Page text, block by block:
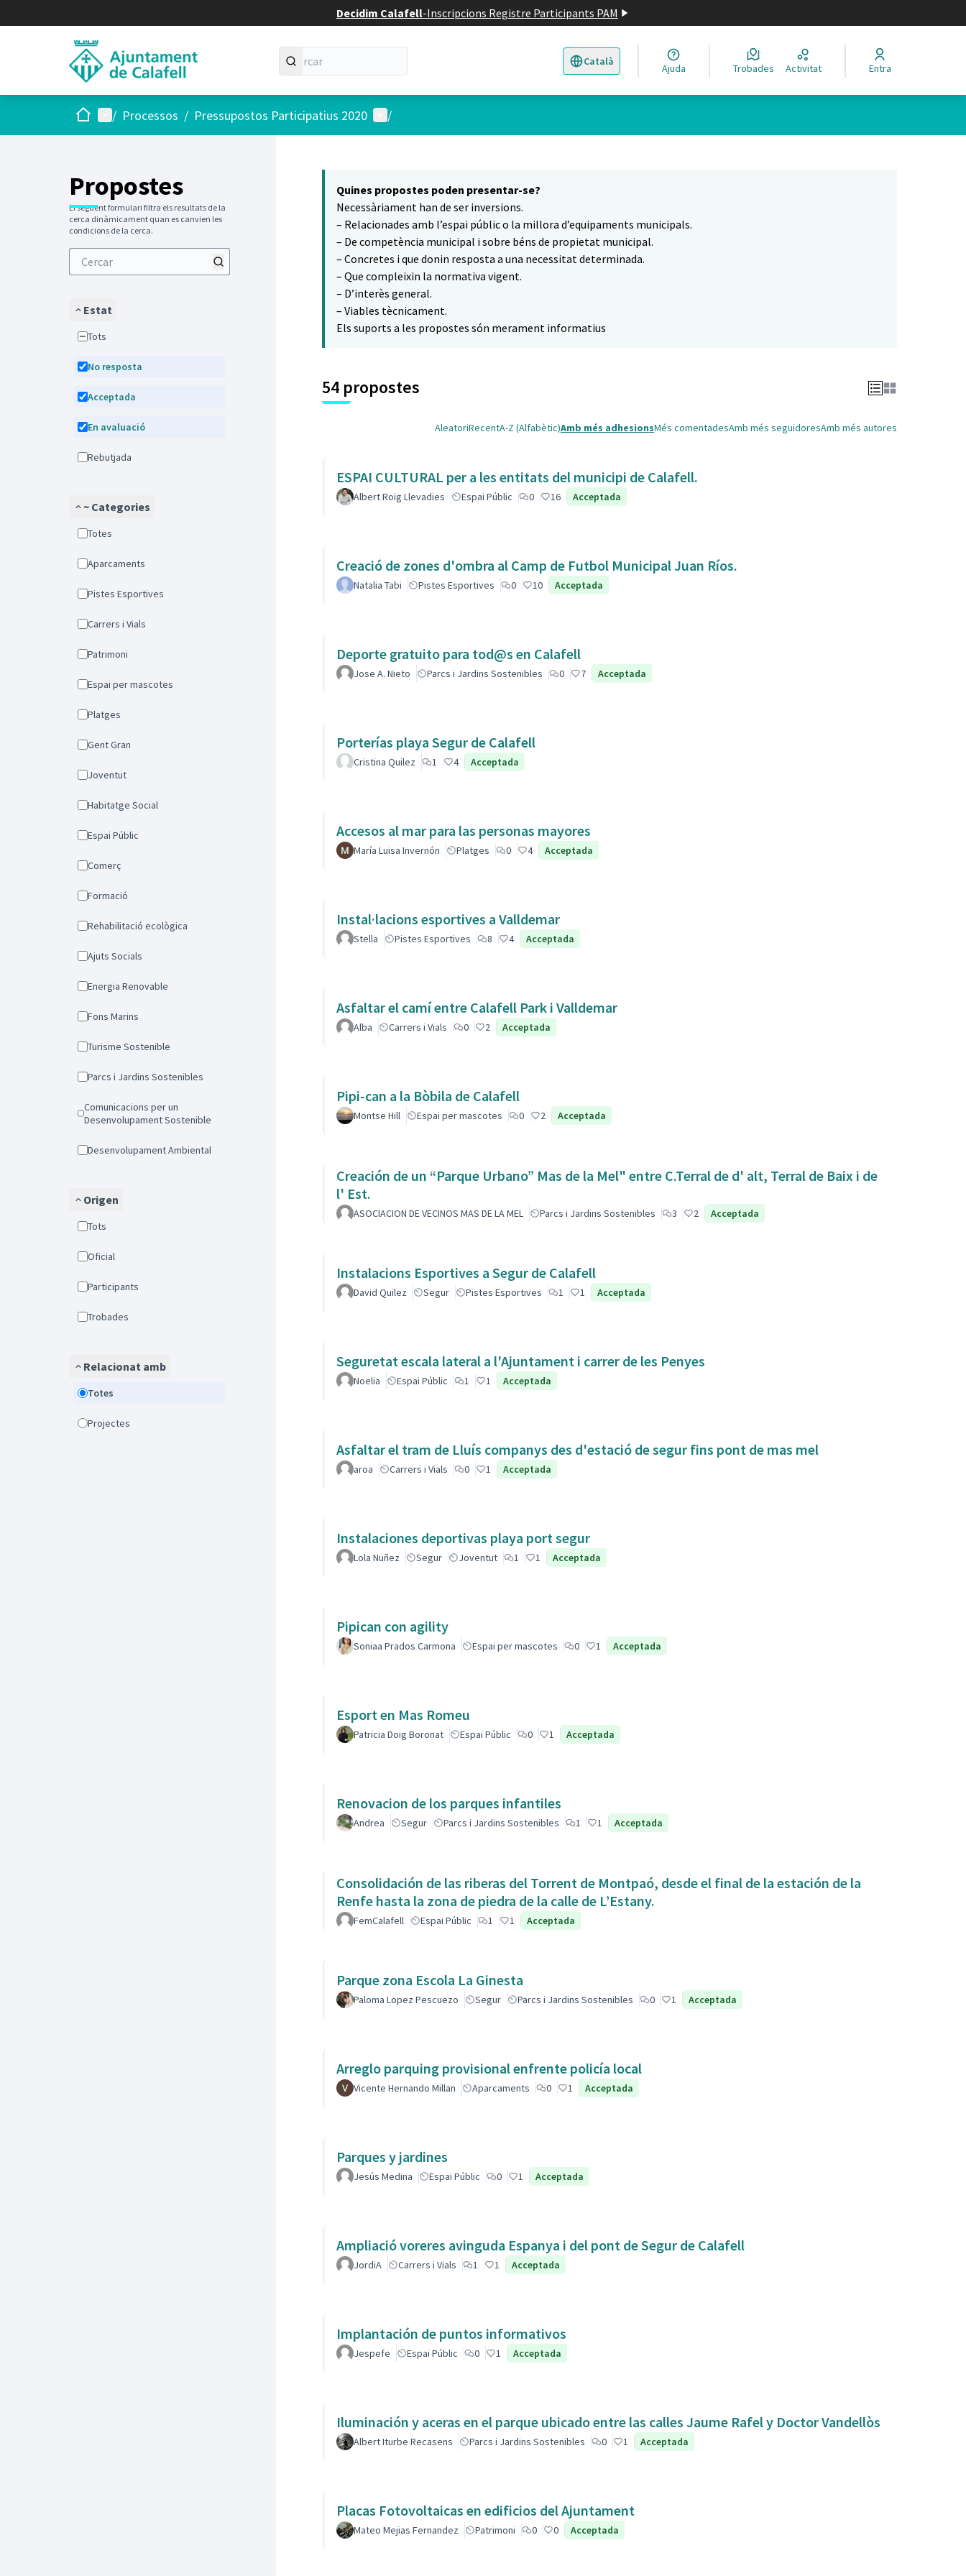
Decidim Calafell-Inscripcions Registre Participants PAM
Català
Triar la llengua Elegir el idioma
Ajuda Trobades Activitat Entra
Inici Menú principal
/ Processos / Pressupostos Participatius 2020 Menú d'usuari
/
Propostes
El següent formulari filtra els resultats de la
cerca dinàmicament quan es canvien les
condicions de la cerca.
Estat
Tots
No resposta
Acceptada
En avaluació
Rebutjada
~ Categories
Totes
Aparcaments
Pistes Esportives
Carrers i Vials
Patrimoni
Espai per mascotes
Platges
Gent Gran
Joventut
Habitatge Social
Espai Públic
Comerç
Formació
Rehabilitació ecològica
Ajuts Socials
Energia Renovable
Fons Marins
Turisme Sostenible
Parcs i Jardins Sostenibles
Comunicacions per un
Desenvolupament Sostenible
Desenvolupament Ambiental
Origen
Tots
Oficial
Participants
Trobades
Relacionat amb
Totes
Projectes
Quines propostes poden presentar-se?
Necessàriament han de ser inversions.
– Relacionades amb l’espai públic o la millora d’equipaments municipals.
– De competència municipal i sobre béns de propietat municipal.
– Concretes i que donin resposta a una necessitat determinada.
– Que compleixin la normativa vigent.
– D’interès general.
– Viables tècnicament.
Els suports a les propostes són merament informatius
54 propostes
AleatoriRecentA-Z (Alfabètic)Amb més adhesionsMés comentadesAmb més seguidoresAmb més autores
ESPAI CULTURAL per a les entitats del municipi de Calafell.
Albert Roig Llevadies Espai Públic 0 16 Acceptada
Creació de zones d'ombra al Camp de Futbol Municipal Juan Ríos.
Natalia Tabi Pistes Esportives 0 10 Acceptada
Deporte gratuito para tod@s en Calafell
Jose A. Nieto Parcs i Jardins Sostenibles 0 7 Acceptada
Porterías playa Segur de Calafell
Cristina Quilez 1 4 Acceptada
Accesos al mar para las personas mayores
María Luisa Invernón Platges 0 4 Acceptada
Instal·lacions esportives a Valldemar
Stella Pistes Esportives 8 4 Acceptada
Asfaltar el camí entre Calafell Park i Valldemar
Alba Carrers i Vials 0 2 Acceptada
Pipi-can a la Bòbila de Calafell
Montse Hill Espai per mascotes 0 2 Acceptada
Creación de un “Parque Urbano” Mas de la Mel" entre C.Terral de d' alt, Terral de Baix i de
l' Est.
ASOCIACION DE VECINOS MAS DE LA MEL Parcs i Jardins Sostenibles 3 2 Acceptada
Instalacions Esportives a Segur de Calafell
David Quilez Segur Pistes Esportives 1 1 Acceptada
Seguretat escala lateral a l'Ajuntament i carrer de les Penyes
Noelia Espai Públic 1 1 Acceptada
Asfaltar el tram de Lluís companys des d'estació de segur fins pont de mas mel
aroa Carrers i Vials 0 1 Acceptada
Instalaciones deportivas playa port segur
Lola Nuñez Segur Joventut 1 1 Acceptada
Pipican con agility
Soniaa Prados Carmona Espai per mascotes 0 1 Acceptada
Esport en Mas Romeu
Patricia Doig Boronat Espai Públic 0 1 Acceptada
Renovacion de los parques infantiles
Andrea Segur Parcs i Jardins Sostenibles 1 1 Acceptada
Consolidación de las riberas del Torrent de Montpaó, desde el final de la estación de la
Renfe hasta la zona de piedra de la calle de L’Estany.
FemCalafell Espai Públic 1 1 Acceptada
Parque zona Escola La Ginesta
Paloma Lopez Pescuezo Segur Parcs i Jardins Sostenibles 0 1 Acceptada
Arreglo parquing provisional enfrente policía local
Vicente Hernando Millan Aparcaments 0 1 Acceptada
Parques y jardines
Jesús Medina Espai Públic 0 1 Acceptada
Ampliació voreres avinguda Espanya i del pont de Segur de Calafell
JordiA Carrers i Vials 1 1 Acceptada
Implantación de puntos informativos
Jespefe Espai Públic 0 1 Acceptada
Iluminación y aceras en el parque ubicado entre las calles Jaume Rafel y Doctor Vandellòs
Albert Iturbe Recasens Parcs i Jardins Sostenibles 0 1 Acceptada
Placas Fotovoltaicas en edificios del Ajuntament
Mateo Mejias Fernandez Patrimoni 0 0 Acceptada